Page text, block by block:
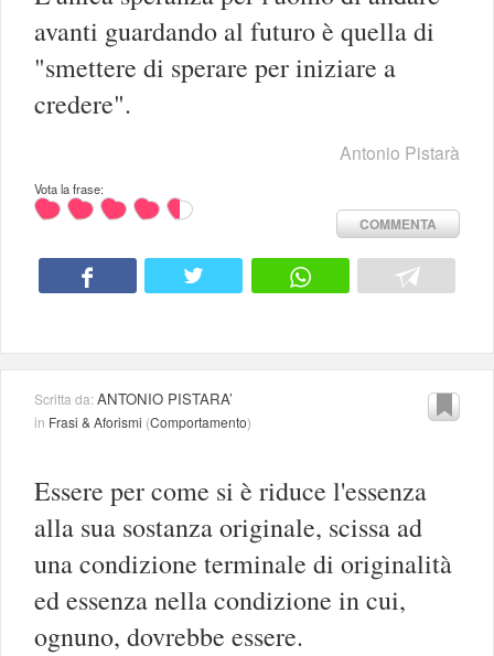
avanti guardando al futuro è quella di
"smettere di sperare per iniziare a
credere".
Antonio Pistarà
Vota la frase:
COMMENTA
Scritta da:ANTONIO PISTARA’
in Frasi & Aforismi (Comportamento)
Essere per come si è riduce l'essenza
alla sua sostanza originale, scissa ad
una condizione terminale di originalità
ed essenza nella condizione in cui,
ognuno, dovrebbe essere.